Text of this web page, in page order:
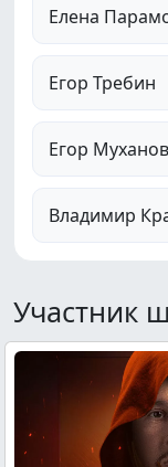
Елена
Егор Требин
Егор Муханов
Владимир
Участник